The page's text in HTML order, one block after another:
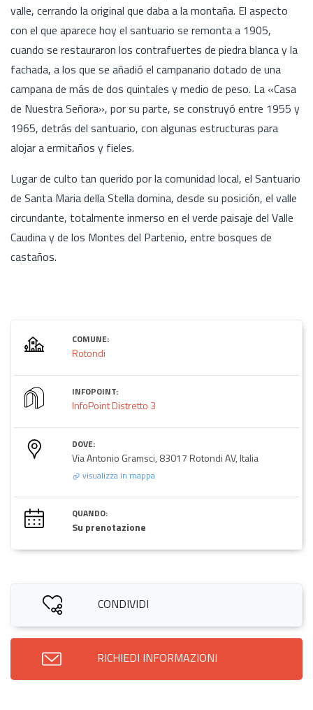
valle, cerrando la original que daba a la montaña. El aspecto
con el que aparece hoy el santuario se remonta a 1905,
cuando se restauraron los contrafuertes de piedra blanca y la
fachada, a los que se añadió el campanario dotado de una
campana de más de dos quintales y medio de peso. La «Casa
de Nuestra Señora», por su parte, se construyó entre 1955 y
1965, detrás del santuario, con algunas estructuras para
alojar a ermitaños y fieles.
Lugar de culto tan querido por la comunidad local, el Santuario
de Santa Maria della Stella domina, desde su posición, el valle
circundante, totalmente inmerso en el verde paisaje del Valle
Caudina y de los Montes del Partenio, entre bosques de
castaños.
COMUNE:
Rotondi
INFOPOINT:
InfoPoint Distretto 3
DOVE:
Via Antonio Gramsci, 83017 Rotondi AV, Italia
visualizza in mappa
QUANDO:
Su prenotazione
CONDIVIDI
RICHIEDI INFORMAZIONI